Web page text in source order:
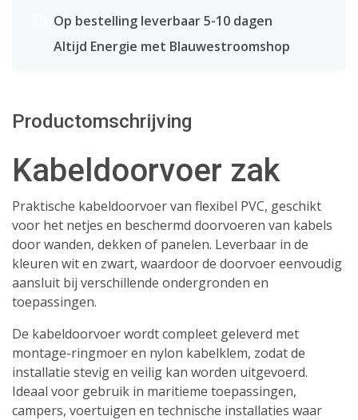
Op bestelling leverbaar 5-10 dagen
Altijd Energie met Blauwestroomshop
Productomschrijving
Kabeldoorvoer zak
Praktische kabeldoorvoer van flexibel PVC, geschikt
voor het netjes en beschermd doorvoeren van kabels
door wanden, dekken of panelen. Leverbaar in de
kleuren wit en zwart, waardoor de doorvoer eenvoudig
aansluit bij verschillende ondergronden en
toepassingen.
De kabeldoorvoer wordt compleet geleverd met
montage-ringmoer en nylon kabelklem, zodat de
installatie stevig en veilig kan worden uitgevoerd.
Ideaal voor gebruik in maritieme toepassingen,
campers, voertuigen en technische installaties waar